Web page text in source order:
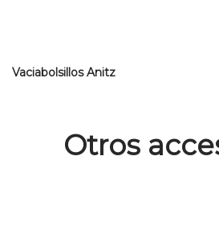
Vaciabolsillos Anitz
Otros